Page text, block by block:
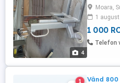
4
Inaltime.
Inaltimea
dar a fost
probabil ca
Se poate
Moara,
1 august
1 000
Telefon
1
Vând